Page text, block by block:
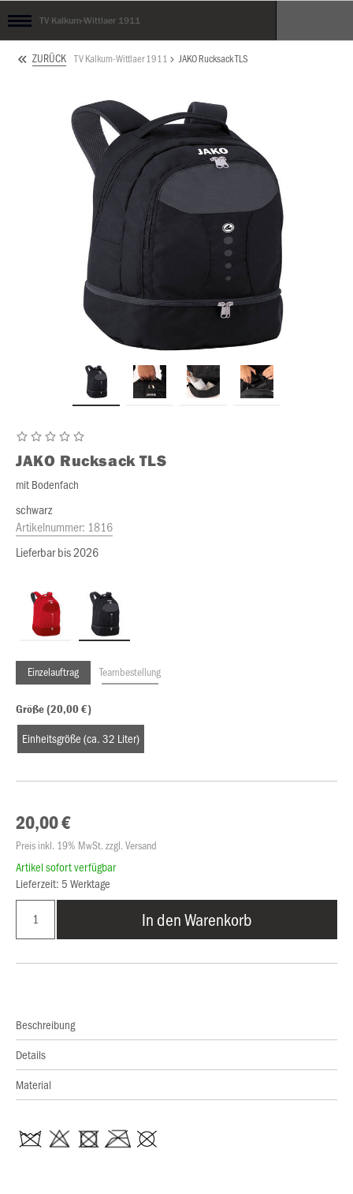
TV Kalkum-Wittlaer 1911
ZURÜCK TV Kalkum-Wittlaer 1911 JAKO Rucksack TLS
JAKO Rucksack TLS
mit Bodenfach
schwarz
Artikelnummer: 1816
Lieferbar bis 2026
Einzelauftrag Teambestellung
Größe (20,00 €)
Einheitsgröße (ca. 32 Liter)
20,00 €
Preis inkl. 19% MwSt. zzgl. Versand
Artikel sofort verfügbar
Lieferzeit: 5 Werktage
In den Warenkorb
Beschreibung
Details
Material